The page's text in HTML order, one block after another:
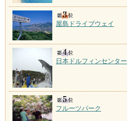
屋島ドライブウェイ
日本ドルフィンセンター
フルーツパーク